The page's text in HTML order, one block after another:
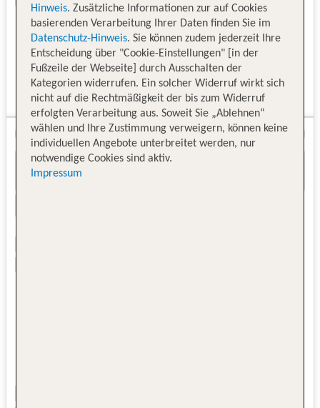
Hinweis. Zusätzliche Informationen zur auf Cookies
basierenden Verarbeitung Ihrer Daten finden Sie im
Datenschutz-Hinweis. Sie können zudem jederzeit Ihre
Entscheidung über "Cookie-Einstellungen" [in der
Fußzeile der Webseite] durch Ausschalten der
Kategorien widerrufen. Ein solcher Widerruf wirkt sich
nicht auf die Rechtmäßigkeit der bis zum Widerruf
erfolgten Verarbeitung aus. Soweit Sie „Ablehnen“
wählen und Ihre Zustimmung verweigern, können keine
individuellen Angebote unterbreitet werden, nur
notwendige Cookies sind aktiv.
Impressum